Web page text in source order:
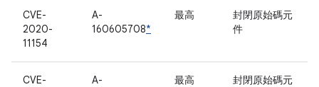
CVE-
2020-
11154
A-
160605708*
最高
封閉原始碼元
件
CVE-
A-
最高
封閉原始碼元